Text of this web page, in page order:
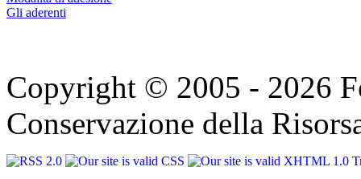
Gli aderenti
Copyright © 2005 - 2026
Conservazione della